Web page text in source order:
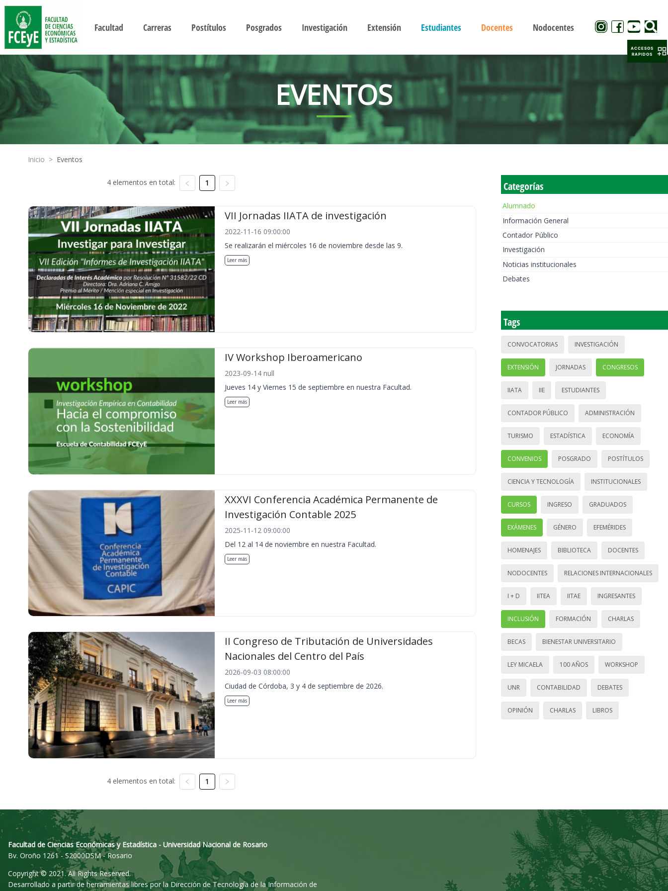
Facultad Carreras Postítulos Posgrados Investigación Extensión Estudiantes Docentes Nodocentes
EVENTOS
Inicio > Eventos
4 elementos en total: 1
VII Jornadas IIATA de investigación
2022-11-16 09:00:00
Se realizarán el miércoles 16 de noviembre desde las 9.
Leer más
IV Workshop Iberoamericano
2023-09-14 null
Jueves 14 y Viernes 15 de septiembre en nuestra Facultad.
Leer más
XXXVI Conferencia Académica Permanente de
Investigación Contable 2025
2025-11-12 09:00:00
Del 12 al 14 de noviembre en nuestra Facultad.
Leer más
II Congreso de Tributación de Universidades
Nacionales del Centro del País
2026-09-03 08:00:00
Ciudad de Córdoba, 3 y 4 de septiembre de 2026.
Leer más
4 elementos en total: 1
Categorías
Alumnado
Información General
Contador Público
Investigación
Noticias institucionales
Debates
Tags
CONVOCATORIAS INVESTIGACIÓN
EXTENSIÓN JORNADAS CONGRESOS
IIATA IIE ESTUDIANTES
CONTADOR PÚBLICO ADMINISTRACIÓN
TURISMO ESTADÍSTICA ECONOMÍA
CONVENIOS POSGRADO POSTÍTULOS
CIENCIA Y TECNOLOGÍA INSTITUCIONALES
CURSOS INGRESO GRADUADOS
EXÁMENES GÉNERO EFEMÉRIDES
HOMENAJES BIBLIOTECA DOCENTES
NODOCENTES RELACIONES INTERNACIONALES
I + D IITEA IITAE INGRESANTES
INCLUSIÓN FORMACIÓN CHARLAS
BECAS BIENESTAR UNIVERSITARIO
LEY MICAELA 100 AÑOS WORKSHOP
UNR CONTABILIDAD DEBATES
OPINIÓN CHARLAS LIBROS
Facultad de Ciencias Económicas y Estadística - Universidad Nacional de Rosario
Bv. Oroño 1261 - S2000DSM - Rosario
Copyright © 2021. All Rights Reserved.
Desarrollado a partir de herramientas libres por la Dirección de Tecnología de la Información de
ACCESOS
RAPIDOS